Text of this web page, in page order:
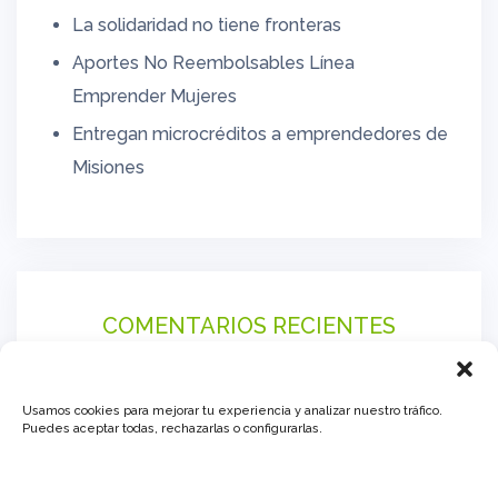
Usamos cookies para mejorar tu experiencia y analizar nuestro tráfico.
Puedes aceptar todas, rechazarlas o configurarlas.
La solidaridad no tiene fronteras
Aportes No Reembolsables Línea
Emprender Mujeres
Entregan microcréditos a emprendedores de
Misiones
COMENTARIOS RECIENTES